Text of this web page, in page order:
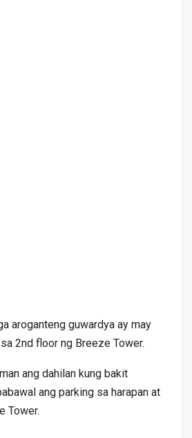
aroganteng guwardya ay may
2nd floor ng Breeze Tower.
ang dahilan kung bakit
ang parking sa harapan at
Tower.